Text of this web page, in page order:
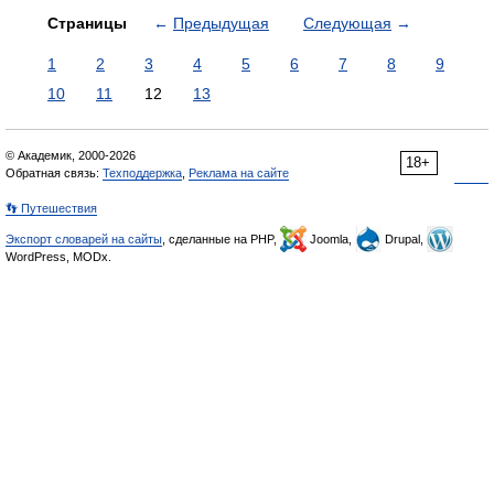
Страницы ← Предыдущая Следующая →
1 2 3 4 5 6 7 8
9
10
11 12 13
18+
© Академик, 2000-2026
Обратная связь: Техподдержка Реклама на сайте
👣 Путешествия
Экспорт словарей на сайты , сделанные на PHP, Joomla,
Drupal,
WordPress, MODx.